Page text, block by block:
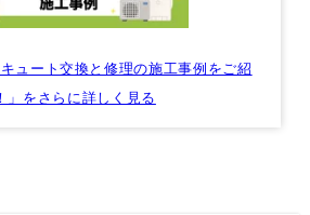
ュート交換と修理の施工事例をご紹
」をさらに詳しく見る